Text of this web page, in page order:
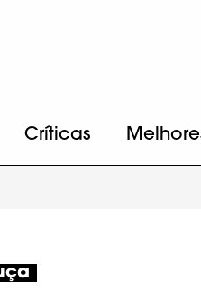
Críticas